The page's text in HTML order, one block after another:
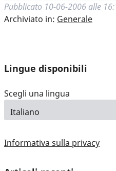
Pubblicato 10-06-2006 alle
Archiviato in: Generale
Lingue disponibili
Scegli una lingua
Informativa sulla privacy